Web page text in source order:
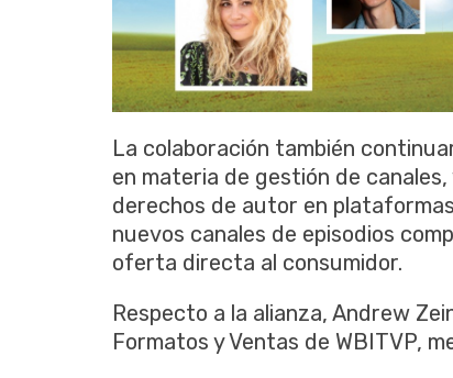
La colaboración también
en materia de gestión de
derechos de autor en
nuevos canales de episodios
oferta directa al consumidor.
Respecto a la alianza, Andrew
Formatos y Ventas de WBITVP,